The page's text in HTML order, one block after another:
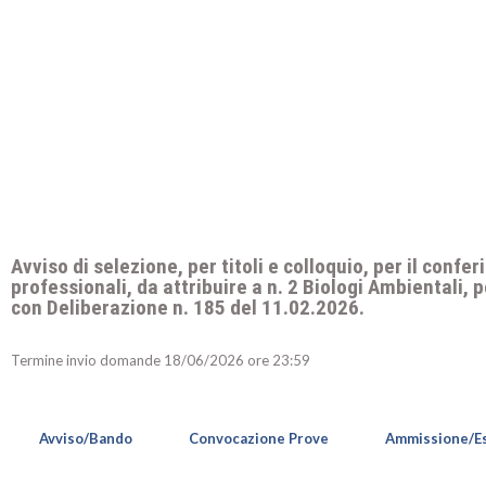
Avviso di selezione, per titoli e colloquio, per il
professionali, da attribuire a n. 2 Biologi Ambientali,
con Deliberazione n. 185 del 11.02.2026.
Termine invio domande 18/06/2026 ore 23:59
Avviso/Bando Convocazione Prove Ammissione/